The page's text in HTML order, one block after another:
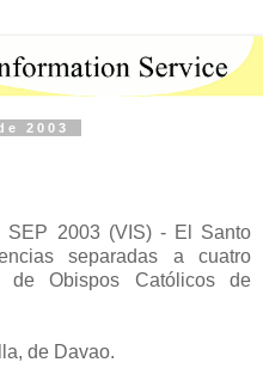
2003
SEP 2003 (VIS) - El Santo
separadas a cuatro
de Obispos Católicos de
de Davao.